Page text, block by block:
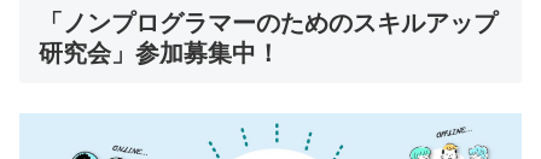
「ノンプログラマーのためのスキルアップ
研究会」参加募集中！